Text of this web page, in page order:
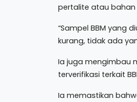
pertalite atau bahan
“Sampel BBM yang
kurang, tidak ada
Ia juga mengimbau
terverifikasi terkait
Ia memastikan